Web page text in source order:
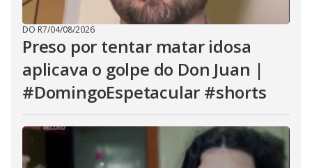
DO R7/04/08/2026
Preso por tentar matar idosa
aplicava o golpe do Don Juan |
#DomingoEspetacular #shorts